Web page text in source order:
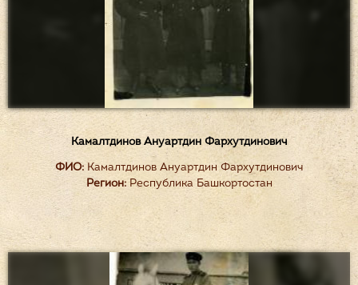
Камалтдинов Ануартдин Фархутдинович
ФИО: Камалтдинов Ануартдин Фархутдинович
Регион:Республика Башкортостан